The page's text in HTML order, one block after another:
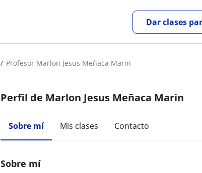
Dar clases
Profesor Marlon Jesus Meñaca Marin
Perfil de Marlon Jesus Meñaca Marin
Sobre mí Mis clases Contacto
Sobre mí